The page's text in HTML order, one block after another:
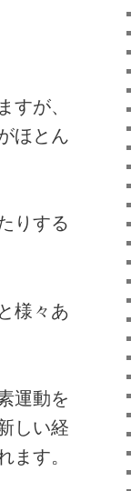
が、
ほとん
りする
様々あ
運動を
しい経
す。